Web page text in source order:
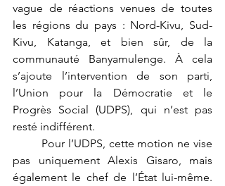
vague de réactions venues de toutes
les régions du pays : Nord-Kivu, Sud-
Kivu, Katanga, et bien sûr, de la
communauté Banyamulenge. À cela
s’ajoute l’intervention de son parti,
l’Union pour la Démocratie et le
Progrès Social (UDPS), qui n’est pas
resté indifférent.
pas uniquement Alexis Gisaro, mais
également le chef de l’État lui-même.